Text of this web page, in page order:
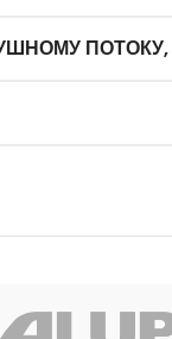
ПОТОКУ,